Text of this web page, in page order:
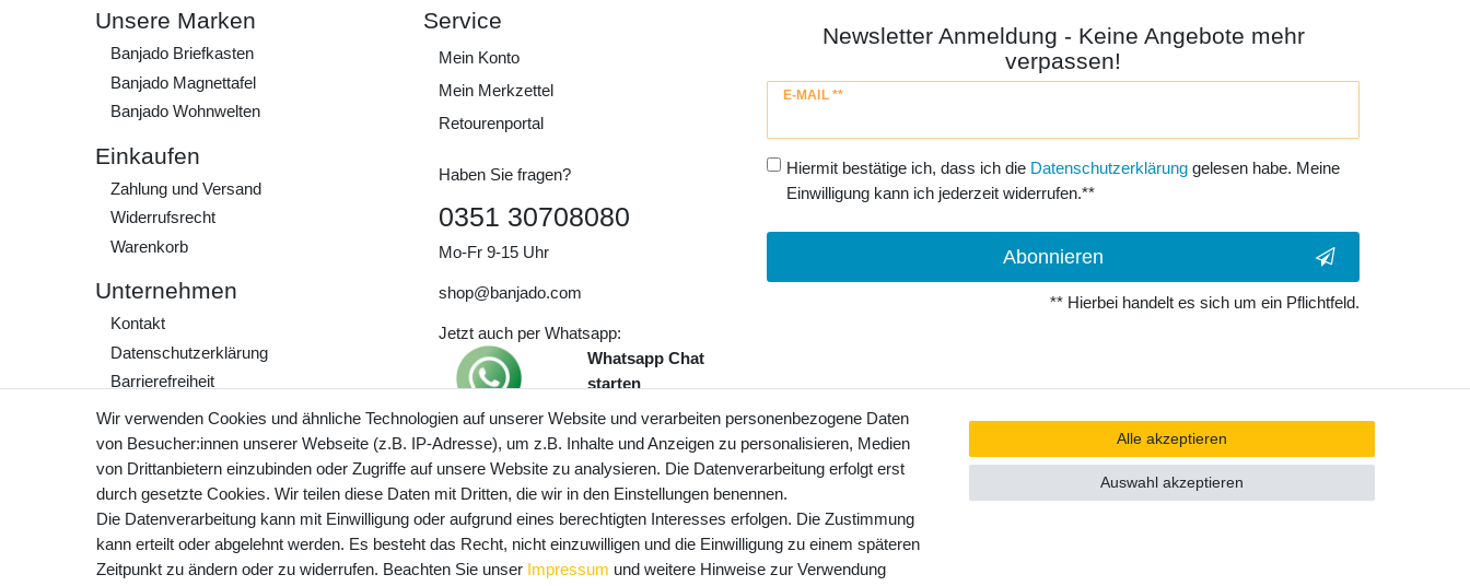
Unsere Marken
Banjado Briefkasten
Banjado Magnettafel
Banjado Wohnwelten
Einkaufen
Zahlung und Versand
Widerrufs­recht
Warenkorb
Unternehmen
Kontakt
Daten­schutz­erklärung
Barrierefreiheit
AGB
Impressum
Werde Teil unserer
Community
Service
Mein Konto
Mein Merkzettel
Retourenportal
Haben Sie fragen?
0351 30708080
Mo-Fr 9-15 Uhr
shop@banjado.com
Jetzt auch per Whatsapp:
Whatsapp Chat
starten
Preisangaben inkl. gesetzl. MwSt. und
zzgl. Service- und Versandkosten
Newsletter Anmeldung - Keine Angebote mehr
verpassen!
E-MAIL **
Newsletter
Hiermit bestätige ich, dass ich die Daten­schutz­erklärunggelesen habe. Meine
Einwilligung kann ich jederzeit widerrufen.**
Abonnieren
** Hierbei handelt es sich um ein Pflichtfeld.
Wir verwenden Cookies und ähnliche Technologien auf unserer Website und verarbeiten personenbezogene Daten
von Besucher:innen unserer Webseite (z.B. IP-Adresse), um z.B. Inhalte und Anzeigen zu personalisieren, Medien
von Drittanbietern einzubinden oder Zugriffe auf unsere Website zu analysieren. Die Datenverarbeitung erfolgt erst
durch gesetzte Cookies. Wir teilen diese Daten mit Dritten, die wir in den Einstellungen benennen.
Die Datenverarbeitung kann mit Einwilligung oder aufgrund eines berechtigten Interesses erfolgen. Die Zustimmung
kann erteilt oder abgelehnt werden. Es besteht das Recht, nicht einzuwilligen und die Einwilligung zu einem späteren
Zeitpunkt zu ändern oder zu widerrufen. Beachten Sie unser Impressum und weitere Hinweise zur Verwendung
Alle akzeptieren
Auswahl akzeptieren